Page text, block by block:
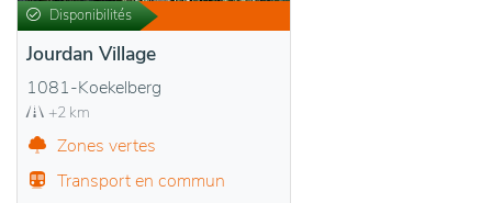
Disponibilités
Jourdan Village
1081-Koekelberg
+2 km
Zones vertes
Transport en commun